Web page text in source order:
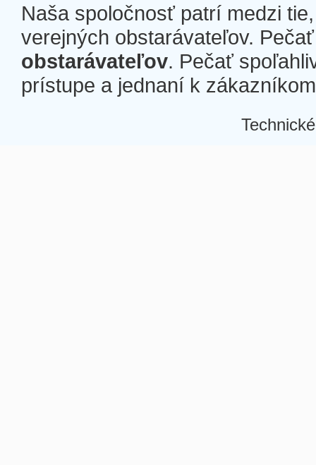
Naša spoločnosť patrí medzi
verejných obstarávateľov.
obstarávateľov. Pečať
prístupe a jednaní k